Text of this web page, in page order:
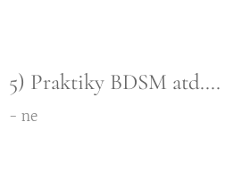
5) Praktiky BDSM atd....
- ne